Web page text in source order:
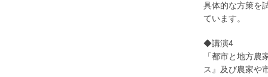
具体的な方策を
ています。
◆講演4
「都市と地方
ス』及び農家や